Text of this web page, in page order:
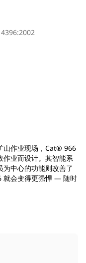
山作业现场，Cat® 966
作业而设计。其智能系
中心的功能则改善了
就会变得更强悍 — 随时